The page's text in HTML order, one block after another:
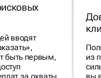
вводят
быть первым,
из